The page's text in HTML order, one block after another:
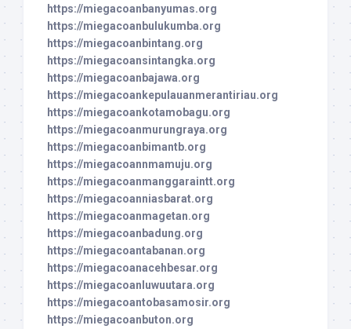
https://miegacoanbanyumas.org
https://miegacoanbulukumba.org
https://miegacoanbintang.org
https://miegacoansintangka.org
https://miegacoanbajawa.org
https://miegacoankepulauanmerantiriau.org
https://miegacoankotamobagu.org
https://miegacoanmurungraya.org
https://miegacoanbimantb.org
https://miegacoannmamuju.org
https://miegacoanmanggaraintt.org
https://miegacoanniasbarat.org
https://miegacoanmagetan.org
https://miegacoanbadung.org
https://miegacoantabanan.org
https://miegacoanacehbesar.org
https://miegacoanluwuutara.org
https://miegacoantobasamosir.org
https://miegacoanbuton.org